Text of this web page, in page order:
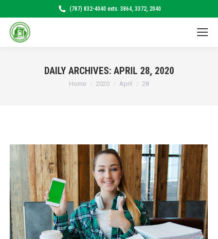
(787) 832-4040 exts. 3864, 3372, 2040
DAILY ARCHIVES: APRIL 28, 2020
You are here:
Home 2020 April 28